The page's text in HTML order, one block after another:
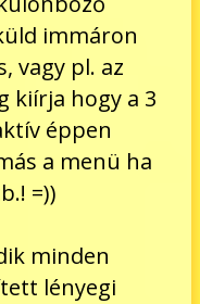
immáron
vagy pl. az
kiírja hogy a 3
éppen
a menü ha
=))
minden
lényegi